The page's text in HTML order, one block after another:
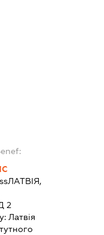
ЛАТВІЯ,
2
Латвія